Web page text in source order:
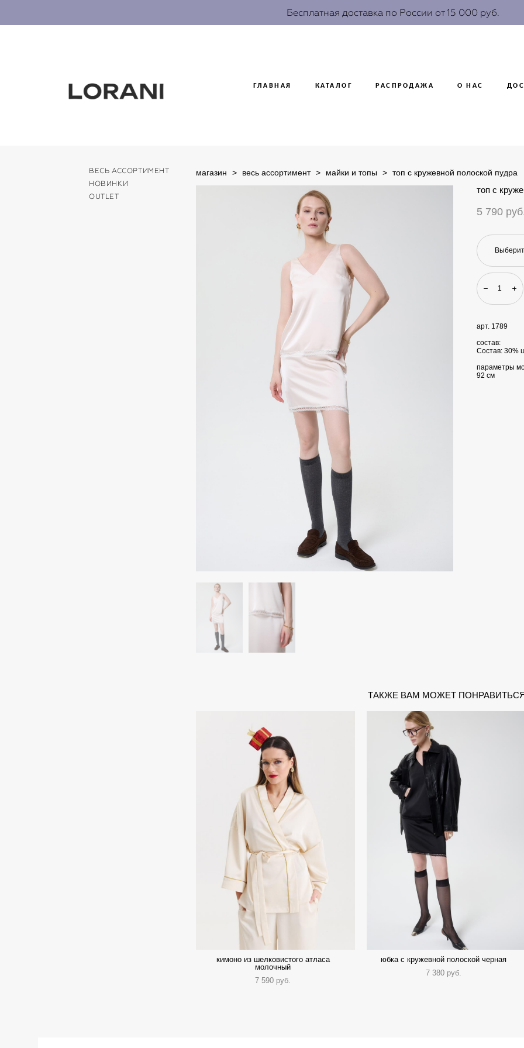
Бесплатная доставка по России от 15 000 руб.
ГЛАВНАЯ КАТАЛОГ РАСПРОДАЖА О НАС
ВЕСЬ АССОРТИМЕНТ
НОВИНКИ
OUTLET
магазин > весь ассортимент > майки и топы > топ с кружевной полоской пудра
топ с
5 790
арт. 1789
состав:
Состав: 30%
параметры
92 см
ТАКЖЕ ВАМ МОЖЕТ
кимоно из шелковистого атласа
молочный
7 590 pуб.
юбка с кружевной полоской черная
7 380 pуб.